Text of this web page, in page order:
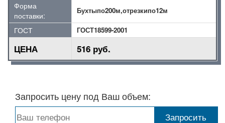
Форма
поставки:
Бухтыпо200м,отрезкипо12м
ГОСТ ГОСТ18599-2001
ЦЕНА 516 руб.
Запросить цену под Ваш объем: